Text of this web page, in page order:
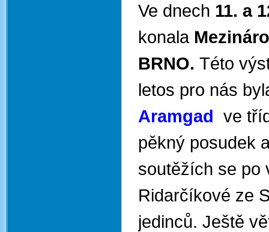
Ve dnech 11. a
konala
BRNO. Této
letos pro nás
Aramgad ve
pěkný posudek
soutěžích se po
Ridarčíkové ze
jedinců. Ještě